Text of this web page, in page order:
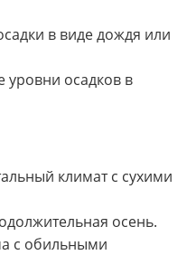
в виде дождя или
уровни осадков в
климат с сухими
осень.
с обильными